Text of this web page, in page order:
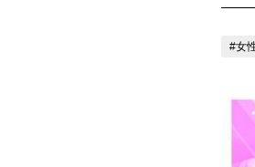
#女性SSW
#女